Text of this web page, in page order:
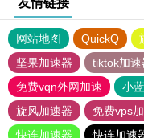
友情链接
网站地图 QuickQ
坚果加速器
tiktok加速
免费vqn外网加速
小
旋风加速器
免费vps
快连加速器
快连加速